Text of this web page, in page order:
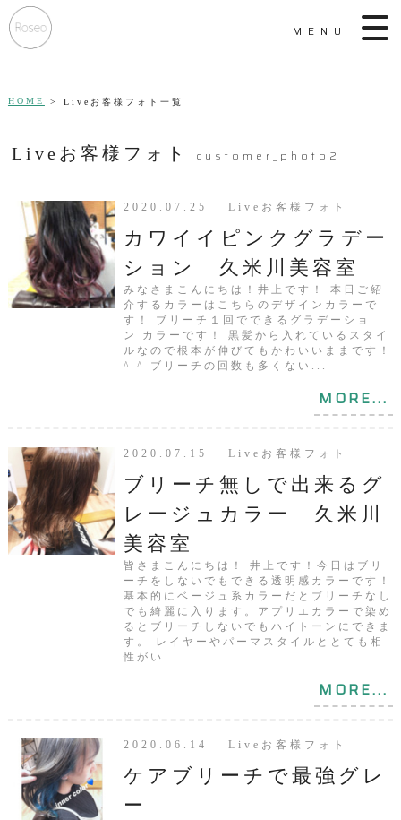
MENU
HOME Liveお客様フォト一覧
Liveお客様フォト customer_photo2
2020.07.25 Liveお客様フォト
カワイイピンクグラデー
ション 久米川美容室
みなさまこんにちは！井上です！ 本日ご紹
介するカラーはこちらのデザインカラーで
す！ ブリーチ１回でできるグラデーショ
ン カラーです！ 黒髪から入れているスタイ
ルなので根本が伸びてもかわいいままです！
^ ^ ブリーチの回数も多くない...
MORE...
2020.07.15 Liveお客様フォト
ブリーチ無しで出来るグ
レージュカラー 久米川
美容室
皆さまこんにちは！ 井上です！今日はブリ
ーチをしないでもできる透明感カラーです！
基本的にベージュ系カラーだとブリーチなし
でも綺麗に入ります。アプリエカラーで染め
るとブリーチしないでもハイトーンにできま
す。 レイヤーやパーマスタイルととても相
性がい...
MORE...
2020.06.14 Liveお客様フォト
ケアブリーチで最強グレ
ー